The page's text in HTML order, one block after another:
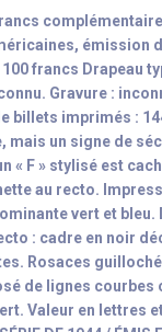
émission
francs Drapeau
Gravure :
billets imprimés :
mais un signe de
« F » stylisé est
au recto.
vert et bleu.
: cadre en noir
Rosaces
de lignes courbes
Valeur en lettres